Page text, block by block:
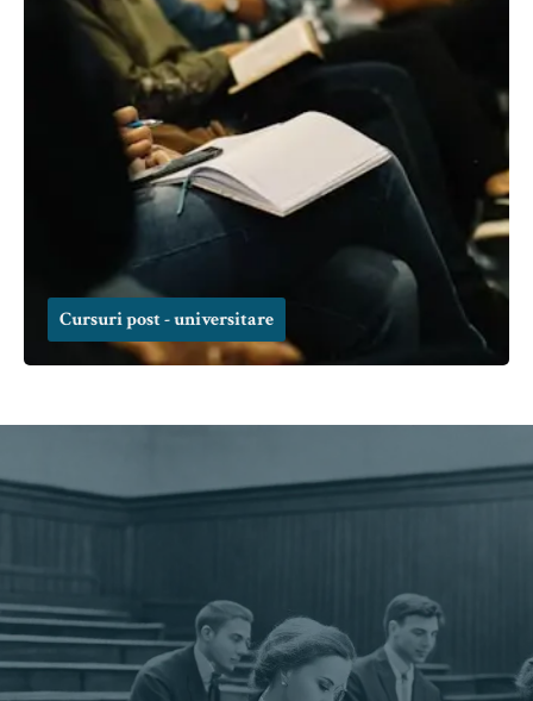
Cursuri post - universitare